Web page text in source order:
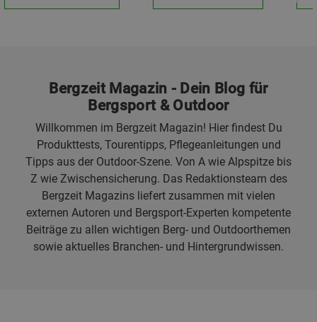
Bergzeit Magazin - Dein Blog für
Bergsport & Outdoor
Willkommen im Bergzeit Magazin! Hier findest Du
Produkttests, Tourentipps, Pflegeanleitungen und
Tipps aus der Outdoor-Szene. Von A wie Alpspitze bis
Z wie Zwischensicherung. Das Redaktionsteam des
Bergzeit Magazins liefert zusammen mit vielen
externen Autoren und Bergsport-Experten kompetente
Beiträge zu allen wichtigen Berg- und Outdoorthemen
sowie aktuelles Branchen- und Hintergrundwissen.